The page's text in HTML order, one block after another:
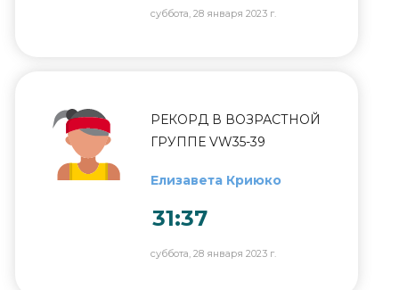
суббота, 28 января 2023 г.
РЕКОРД В ВОЗРАСТНОЙ
ГРУППЕ VW35-39
Елизавета Криюко
31:37
суббота, 28 января 2023 г.